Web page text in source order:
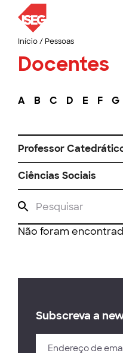
Início/ Pessoas
Docentes
A B C D E F G
Professor
Ciências Sociais
Não foram
Subscreva a